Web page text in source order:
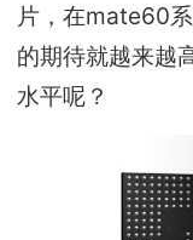
片，在mate60
的期待就越来越
水平呢？